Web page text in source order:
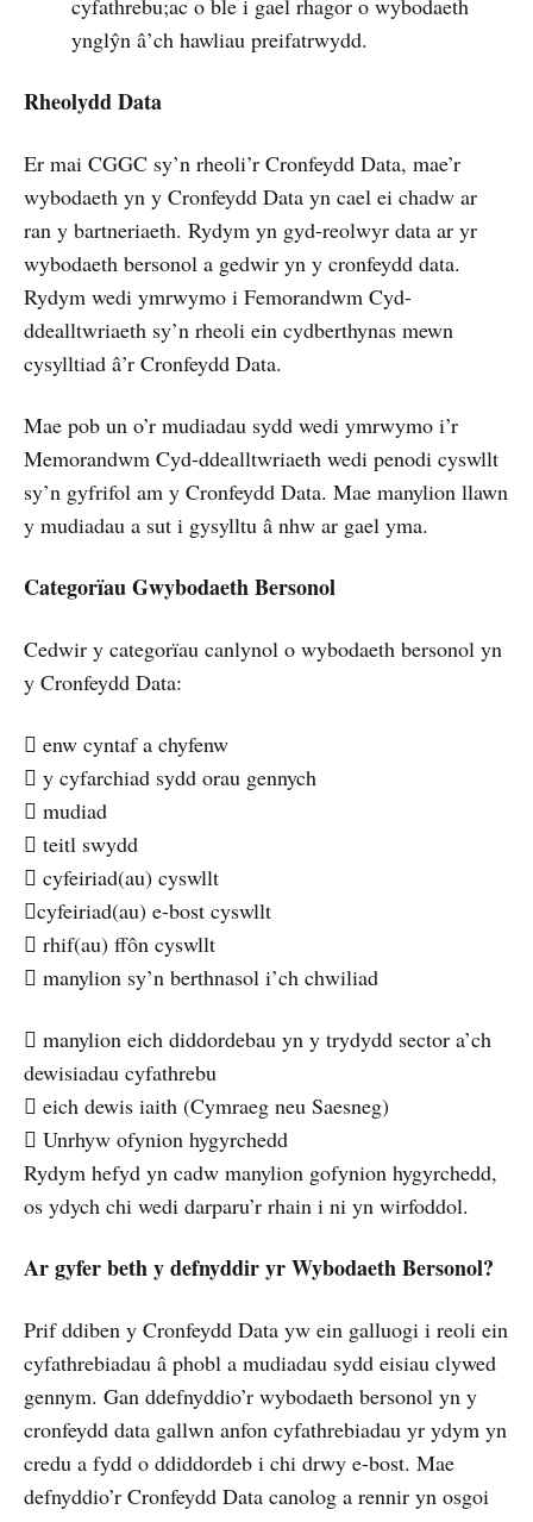
cyfathrebu;ac o ble i gael rhagor o wybodaeth
ynglŷn â’ch hawliau preifatrwydd.
Rheolydd Data
Er mai CGGC sy’n rheoli’r Cronfeydd Data, mae’r
wybodaeth yn y Cronfeydd Data yn cael ei chadw ar
ran y bartneriaeth. Rydym yn gyd-reolwyr data ar yr
wybodaeth bersonol a gedwir yn y cronfeydd data.
Rydym wedi ymrwymo i Femorandwm Cyd-
ddealltwriaeth sy’n rheoli ein cydberthynas mewn
cysylltiad â’r Cronfeydd Data.
Mae pob un o’r mudiadau sydd wedi ymrwymo i’r
Memorandwm Cyd-ddealltwriaeth wedi penodi cyswllt
sy’n gyfrifol am y Cronfeydd Data. Mae manylion llawn
y mudiadau a sut i gysylltu â nhw ar gael yma.
Categorïau Gwybodaeth Bersonol
Cedwir y categorïau canlynol o wybodaeth bersonol yn
y Cronfeydd Data:
 enw cyntaf a chyfenw
 y cyfarchiad sydd orau gennych
 mudiad
 teitl swydd
 cyfeiriad(au) cyswllt
cyfeiriad(au) e-bost cyswllt
 rhif(au) ffôn cyswllt
 manylion sy’n berthnasol i’ch chwiliad
 manylion eich diddordebau yn y trydydd sector a’ch
dewisiadau cyfathrebu
 eich dewis iaith (Cymraeg neu Saesneg)
 Unrhyw ofynion hygyrchedd
Rydym hefyd yn cadw manylion gofynion hygyrchedd,
os ydych chi wedi darparu’r rhain i ni yn wirfoddol.
Ar gyfer beth y defnyddir yr Wybodaeth Bersonol?
Prif ddiben y Cronfeydd Data yw ein galluogi i reoli ein
cyfathrebiadau â phobl a mudiadau sydd eisiau clywed
gennym. Gan ddefnyddio’r wybodaeth bersonol yn y
cronfeydd data gallwn anfon cyfathrebiadau yr ydym yn
credu a fydd o ddiddordeb i chi drwy e-bost. Mae
defnyddio’r Cronfeydd Data canolog a rennir yn osgoi